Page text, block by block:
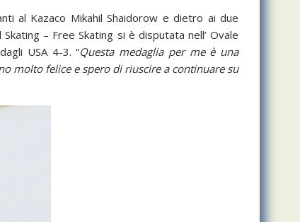
al Kazaco Mikahil Shaidorow e dietro ai due
– Free Skating si è disputata nell’ Ovale
USA 4-3. “Questa medaglia per me è una
molto felice e spero di riuscire a continuare su